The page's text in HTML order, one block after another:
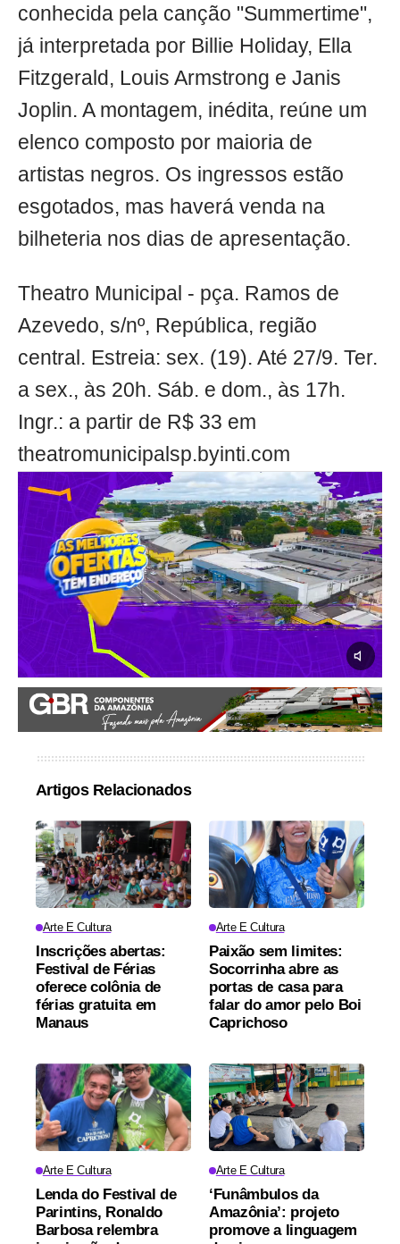
conhecida pela canção "Summertime",
já interpretada por Billie Holiday, Ella
Fitzgerald, Louis Armstrong e Janis
Joplin. A montagem, inédita, reúne um
elenco composto por maioria de
artistas negros. Os ingressos estão
esgotados, mas haverá venda na
bilheteria nos dias de apresentação.
Theatro Municipal - pça. Ramos de
Azevedo, s/nº, República, região
central. Estreia: sex. (19). Até 27/9. Ter.
a sex., às 20h. Sáb. e dom., às 17h.
Ingr.: a partir de R$ 33 em
theatromunicipalsp.byinti.com
Artigos Relacionados
Arte E Cultura
Inscrições abertas:
Festival de Férias
oferece colônia de
férias gratuita em
Manaus
Arte E Cultura
Paixão sem limites:
Socorrinha abre as
portas de casa para
falar do amor pelo Boi
Caprichoso
Arte E Cultura
Lenda do Festival de
Parintins, Ronaldo
Barbosa relembra
Arte E Cultura
‘Funâmbulos da
Amazônia’: projeto
promove a linguagem